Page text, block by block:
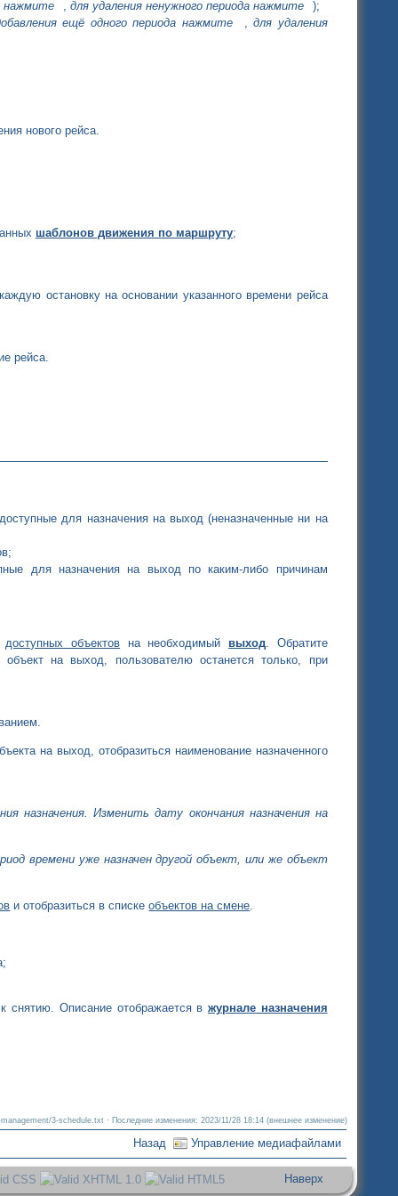
нажмите , для удаления ненужного периода нажмите
);
ещё одного периода нажмите ,для удаления
нового рейса.
шаблонов движения по маршруту;
остановку на основании указанного времени рейса
рейса.
для назначения на выход (неназначенные ни на
для назначения на выход по каким-либо причинам
доступных объектов на необходимый выход . Обратите
на выход, пользователю останется только, при
на выход, отобразиться наименование назначенного
назначения. Изменить дату окончания назначения на
времени уже назначен другой объект, или же объект
и отобразиться в спискеобъектов на смене
снятию. Описание отображается в журнале назначения
3-schedule.txt · Последние изменения: 2023/11/28 18:14 (внешнее изменение)
Назад Управление медиафайлами
Наверх